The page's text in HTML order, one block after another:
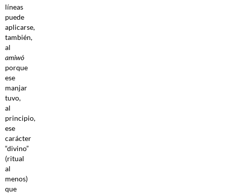
líneas
puede
aplicarse,
también,
al
amiwó
porque
ese
manjar
tuvo,
al
principio,
ese
carácter
“divino”
(ritual
al
menos)
que